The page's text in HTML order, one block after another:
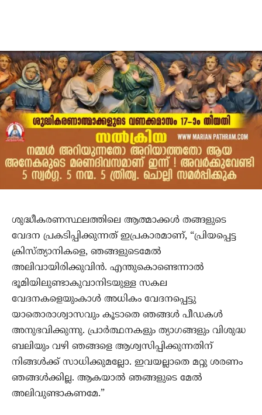
ശുദ്ധീകരണസ്ഥലത്തിലെ ആത്മാക്കള്‍ തങ്ങളുടെ
വേദന പ്രകടിപ്പിക്കുന്നത് ഇപ്രകാരമാണ്, “പ്രിയപ്പെട്ട
ക്രിസ്ത്യാനികളെ, ഞങ്ങളുടെമേല്‍
അലിവായിരിക്കുവിന്‍. എന്തുകൊണ്ടെന്നാല്‍
ഭൂമിയിലുണ്ടാകുവാനിടയുള്ള സകല
വേദനകളെയുംകാള്‍ അധികം വേദനപ്പെട്ടു
യാതൊരാശ്വാസവും കൂടാതെ ഞങ്ങള്‍ പീഡകള്‍
അനുഭവിക്കുന്നു. പ്രാര്‍ത്ഥനകളും ത്യാഗങ്ങളും വിശുദ്ധ
ബലിയും വഴി ഞങ്ങളെ ആശ്വസിപ്പിക്കുന്നതിന്
നിങ്ങള്‍ക്ക് സാധിക്കുമല്ലോ. ഇവയല്ലാതെ മറ്റു ശരണം
ഞങ്ങള്‍ക്കില്ല. ആകയാല്‍ ഞങ്ങളുടെ മേല്‍
അലിവുണ്ടാകണമേ.”